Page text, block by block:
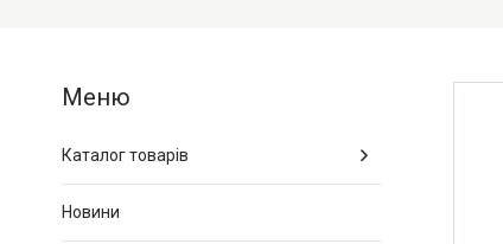
Каталог товарів
Новини